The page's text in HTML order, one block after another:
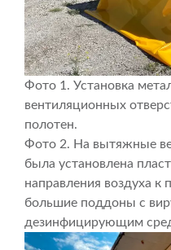
Фото 1. Установка
вентиляционных
полотен.
Фото 2. На вытяжные
была установлена
направления воздуха
большие поддоны с
дезинфицирующим